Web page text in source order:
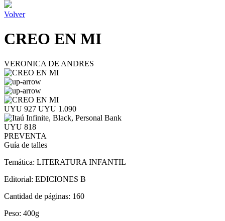
Volver
CREO EN MI
VERONICA DE ANDRES
UYU 927 UYU 1.090
UYU 818
PREVENTA
Guía de talles
Temática: LITERATURA INFANTIL
Editorial: EDICIONES B
Cantidad de páginas: 160
Peso: 400g